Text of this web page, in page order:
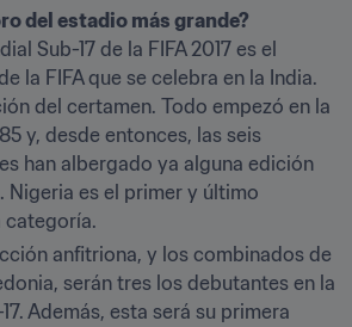
del estadio más grande?
Sub-17 de la FIFA 2017 es el
la FIFA que se celebra en la India.
del certamen. Todo empezó en la
y, desde entonces, las seis
han albergado ya alguna edición
Nigeria es el primer y último
categoría.
anfitriona, y los combinados de
serán tres los debutantes en la
Además, esta será su primera